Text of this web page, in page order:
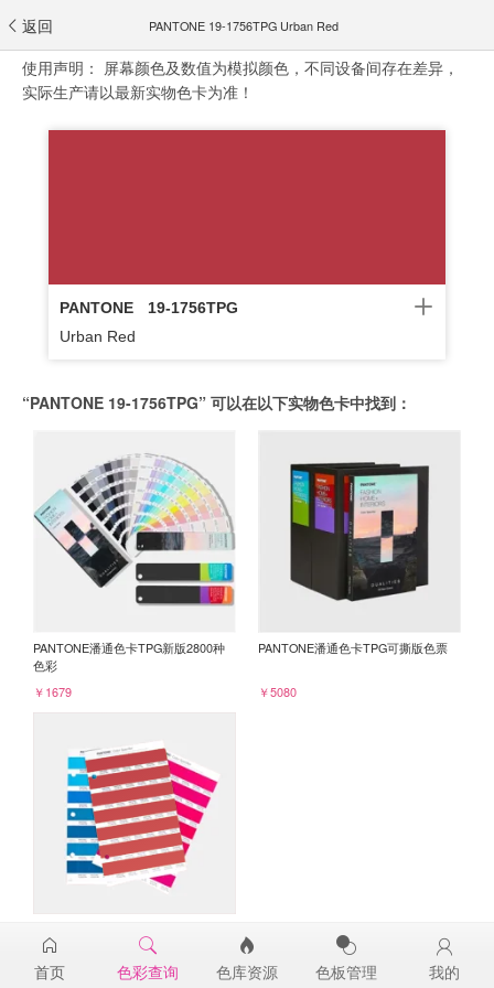
返回 PANTONE 19-1756TPG Urban Red
使用声明： 屏幕颜色及数值为模拟颜色，不同设备间存在差异，
实际生产请以最新实物色卡为准！
PANTONE
19-1756TPG
Urban Red
“PANTONE 19-1756TPG” 可以在以下实物色卡中找到：
PANTONE潘通色卡TPG新版2800种
色彩
￥1679
PANTONE潘通色卡TPG可撕版色票
￥5080
19-1756TPG
￥98
首页 色彩查询 色库资源 色板管理 我的